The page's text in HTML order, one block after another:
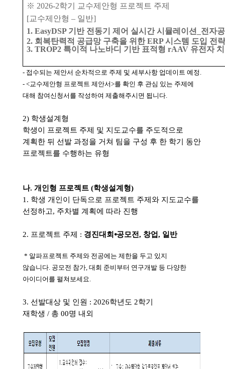
※ 2026-2학기 교수제안형 프로젝트 주제
[교수제안형 – 일반]
1. EasyDSP 기반 전동기 제어 실시간 시뮬레이션_전자
2. 회복탄력적 공급망 구축을 위한 ERP 시스템 도입 전
3. TROP2 특이적 나노바디 기반 표적형 rAAV 유전자
- 접수되는 제안서 순차적으로 주제 및 세부사항 업데이트 예정 .
- <교수제안형 프로젝트 제안서>를 확인 후 관심 있는 주제에
대해 참여신청서를 작성하여 제출해주시면 됩니다.
2) 학생설계형
학생이 프로젝트 주제 및 지도교수를 주도적으로
계획한 뒤 선발 과정을 거쳐 팀을 구성 후 한 학기 동안
프로젝트를 수행하는 유형
나. 개인형 프로젝트 (학생설계형)
1. 학생 개인이 단독으로 프로젝트 주제와 지도교수를
선정하고, 주차별 계획에 따라 진행
2. 프로젝트 주제 : 경진대회⦁공모전, 창업, 일반
* 알파프로젝트 주제와 전공에는 제한을 두고 있지
않습니다. 공모전 참가, 대회 준비부터 연구개발 등 다양한
아이디어를 펼쳐보세요.
3. 선발대상 및 인원 : 2026학년도 2학기
재학생 / 총 00명 내외